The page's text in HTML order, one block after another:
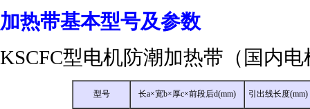
加热带基本型号及参数
KSCFC型电机防潮加热带（国内
型号 长a×宽b×厚c×前段后d(mm) 引出线长度(mm)